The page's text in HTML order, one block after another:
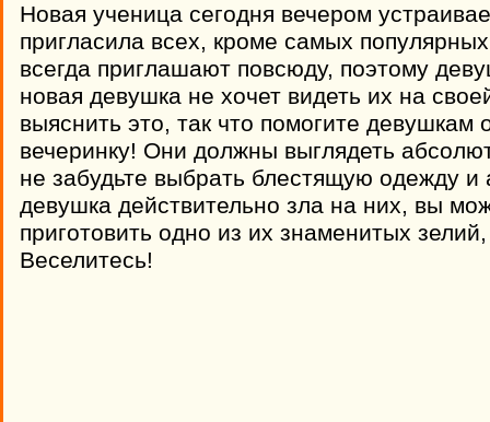
Новая ученица сегодня вечером
пригласила всех, кроме самых
всегда приглашают повсюду, поэтому
новая девушка не хочет видеть их на
выяснить это, так что помогите девушкам
вечеринку! Они должны выглядеть
не забудьте выбрать блестящую одежду и
девушка действительно зла на них, вы
приготовить одно из их знаменитых
Веселитесь!